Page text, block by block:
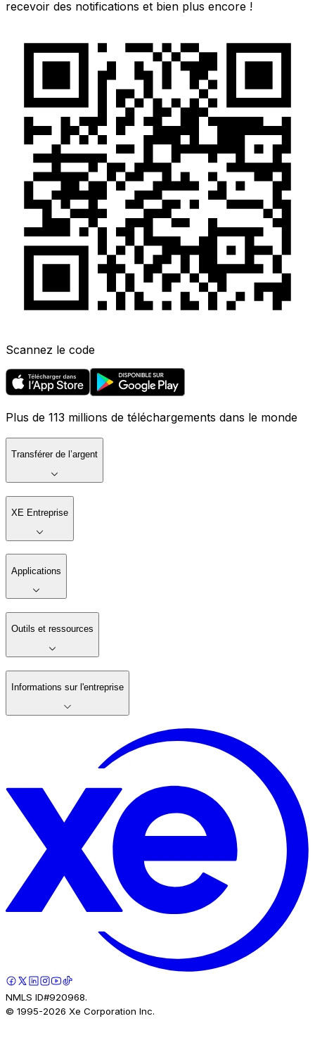
recevoir des notifications et bien plus encore !
Scannez le code
Plus de 113 millions de téléchargements dans le monde
Transférer de l’argent
XE Entreprise
Applications
Outils et ressources
Informations sur l'entreprise
NMLS ID#920968.
© 1995-2026 Xe Corporation Inc.